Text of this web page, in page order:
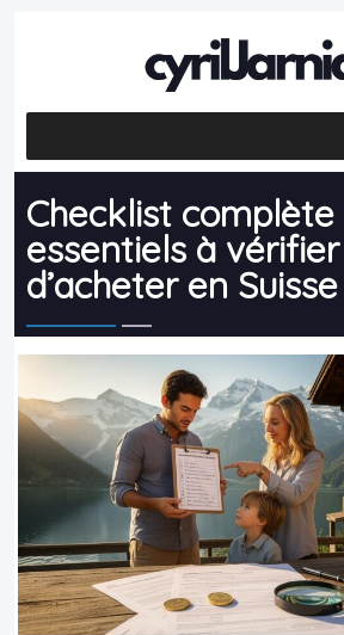
Checklist complète
essentiels à
d’acheter en Suisse